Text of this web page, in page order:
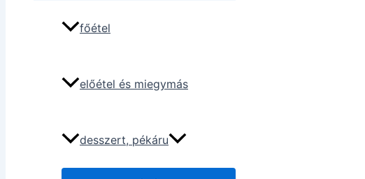
főétel
előétel és miegymás
desszert, pékáru